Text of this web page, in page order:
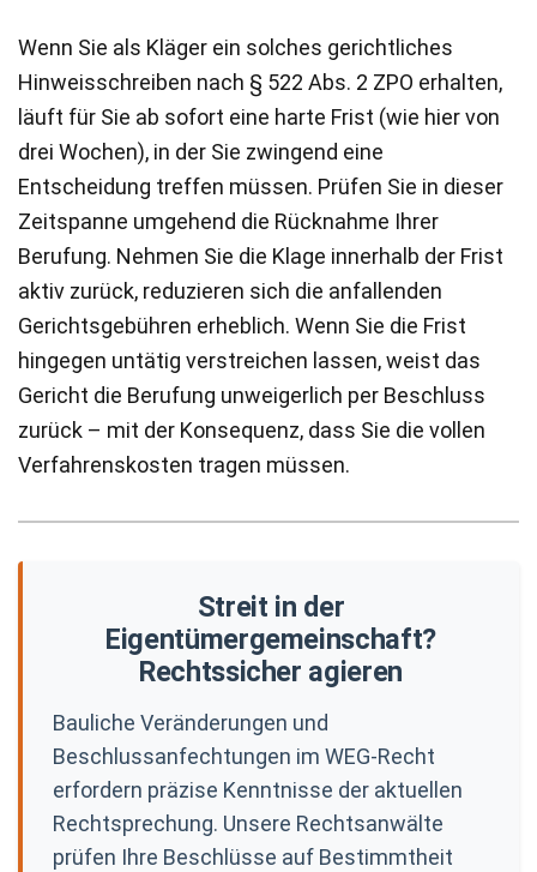
Wenn Sie als Kläger ein solches gerichtliches
Hinweisschreiben nach § 522 Abs. 2 ZPO erhalten,
läuft für Sie ab sofort eine harte Frist (wie hier von
drei Wochen), in der Sie zwingend eine
Entscheidung treffen müssen. Prüfen Sie in dieser
Zeitspanne umgehend die Rücknahme Ihrer
Berufung. Nehmen Sie die Klage innerhalb der Frist
aktiv zurück, reduzieren sich die anfallenden
Gerichtsgebühren erheblich. Wenn Sie die Frist
hingegen untätig verstreichen lassen, weist das
Gericht die Berufung unweigerlich per Beschluss
zurück – mit der Konsequenz, dass Sie die vollen
Verfahrenskosten tragen müssen.
Streit in der
Eigentümergemeinschaft?
Rechtssicher agieren
Bauliche Veränderungen und
Beschlussanfechtungen im WEG-Recht
erfordern präzise Kenntnisse der aktuellen
Rechtsprechung. Unsere Rechtsanwälte
prüfen Ihre Beschlüsse auf Bestimmtheit